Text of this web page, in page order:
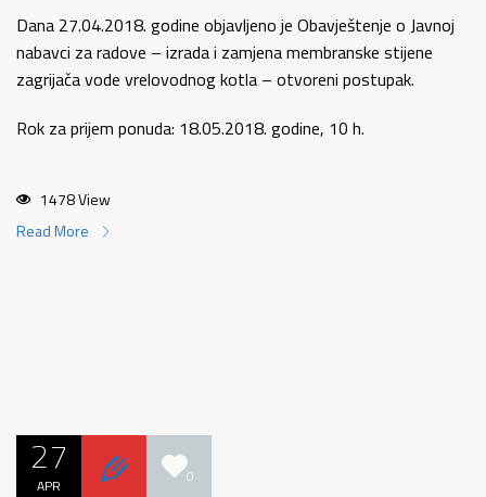
Dana 27.04.2018. godine objavljeno je Obavještenje o Javnoj
nabavci za radove – izrada i zamjena membranske stijene
zagrijača vode vrelovodnog kotla – otvoreni postupak.
Rok za prijem ponuda: 18.05.2018. godine, 10 h.
1478 View
Read More
27
APR 0